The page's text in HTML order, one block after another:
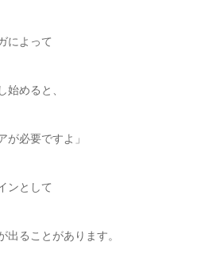
によって
始めると、
が必要ですよ」
ンとして
出ることがあります。